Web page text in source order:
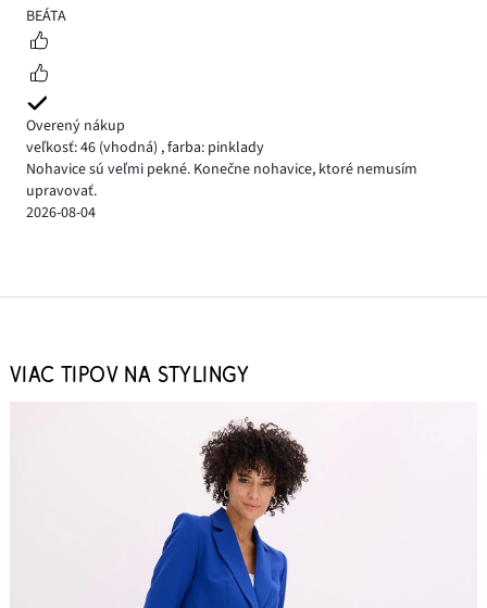
5
BEÁTA
Overený nákup
veľkosť: 46 (vhodná) ,farba: pinklady
Nohavice sú veľmi pekné. Konečne nohavice, ktoré nemusím
upravovať.
2026-08-04
VIAC TIPOV NA STYLINGY